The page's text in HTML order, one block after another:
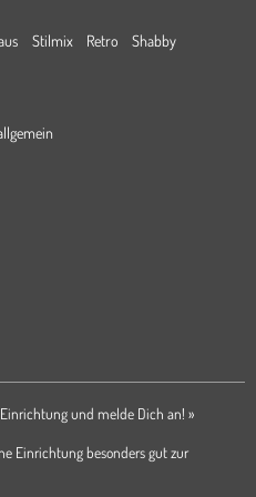
Stilmix Retro
Shabby
und melde Dich an! »
Einrichtung besonders gut zur